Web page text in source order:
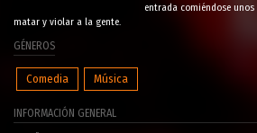
entrada comiéndose
matar y violar a la gente.
GÉNEROS
Comedia Música
INFORMACIÓN GENERAL